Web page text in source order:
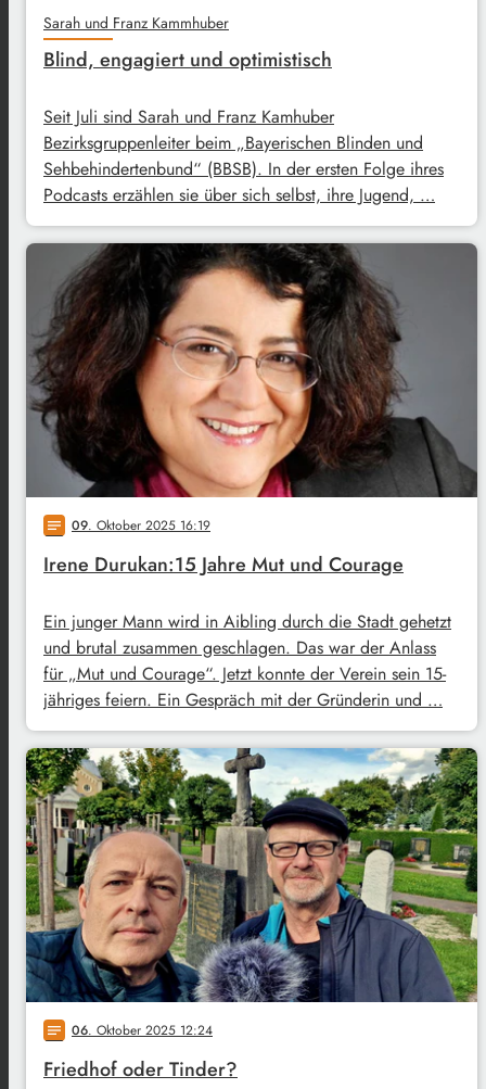
Sarah und Franz Kammhuber
Blind, engagiert und optimistisch
Seit Juli sind Sarah und Franz Kamhuber
Bezirksgruppenleiter beim „Bayerischen Blinden und
Sehbehindertenbund“ (BBSB). In der ersten Folge ihres
Podcasts erzählen sie über sich selbst, ihre Jugend, …
notes 09. Oktober 2025 16:19
Irene Durukan:15 Jahre Mut und Courage
Ein junger Mann wird in Aibling durch die Stadt gehetzt
und brutal zusammen geschlagen. Das war der Anlass
für „Mut und Courage“. Jetzt konnte der Verein sein 15-
jähriges feiern. Ein Gespräch mit der Gründerin und …
notes 06. Oktober 2025 12:24
Friedhof oder Tinder?